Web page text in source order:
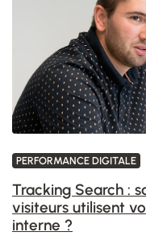
PERFORMANCE DIGITALE
Tracking Search :
visiteurs utilisent
interne ?